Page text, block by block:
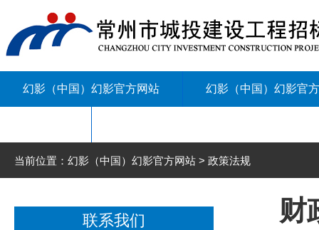
幻影（中国）幻影官方网站 幻影（中国）幻影官
当前位置：幻影（中国）幻影官方网站 > 政策法规
联系我们 财